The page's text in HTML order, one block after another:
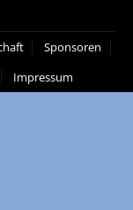
Sponsoren
Impressum